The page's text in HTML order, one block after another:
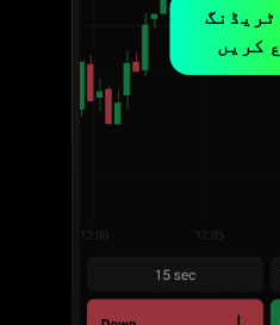
ٹریڈنگ
کریں